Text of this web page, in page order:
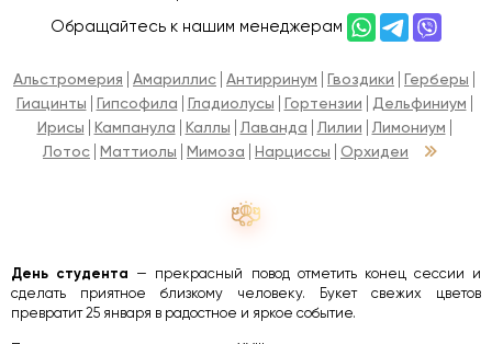
Обращайтесь к нашим менеджерам
Альстромерия Амариллис Антирринум Гвоздики
Герберы
Гиацинты
Гипсофила Гладиолусы Гортензии
Дельфиниум
Ирисы
Кампанула Каллы Лаванда Лилии
Лимониум
Лотос Маттиолы Мимоза Нарциссы Орхидеи
День студента — прекрасный повод отметить конец сессии и
сделать приятное близкому человеку. Букет свежих цветов
превратит 25 января в радостное и яркое событие.